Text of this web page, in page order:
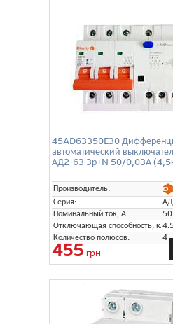
45AD63350E30
автоматический
АД2-63 3р+N 50/0,03А
Производитель:
Серия:
Номинальный ток, А:
50
Отключающая способность, кА:
Количество полюсов:
4
455 грн